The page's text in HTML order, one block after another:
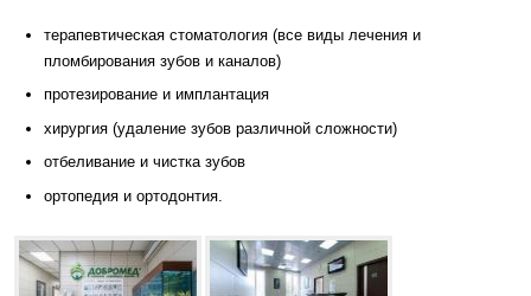
терапевтическая стоматология (все виды лечения и
пломбирования зубов и каналов)
протезирование и имплантация
хирургия (удаление зубов различной сложности)
отбеливание и чистка зубов
ортопедия и ортодонтия.